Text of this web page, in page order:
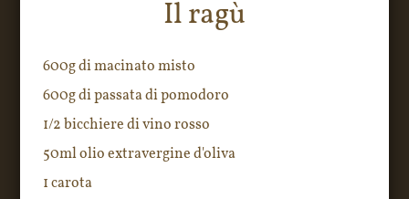
Il ragù
600g di macinato misto
600g di passata di pomodoro
1/2 bicchiere di vino rosso
50ml olio extravergine d'oliva
1 carota